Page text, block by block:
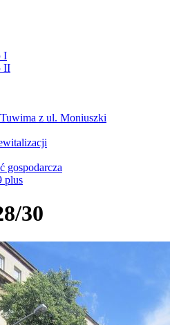
I
II
z ul. Moniuszki
gospodarcza
plus
30